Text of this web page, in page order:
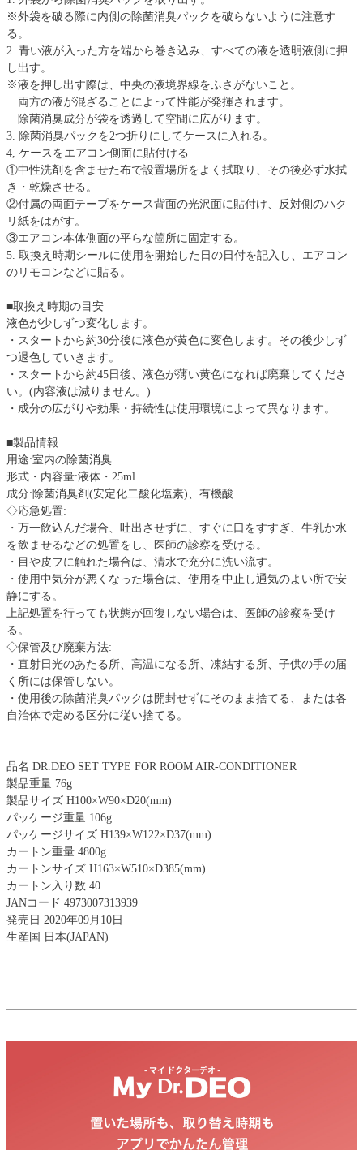
※外袋を破る際に内側の除菌消臭パックを破らないように注意す
る。
2. 青い液が入った方を端から巻き込み、すべての液を透明液側に押
し出す。
※液を押し出す際は、中央の液境界線をふさがないこと。
両方の液が混ざることによって性能が発揮されます。
除菌消臭成分が袋を透過して空間に広がります。
3. 除菌消臭パックを2つ折りにしてケースに入れる。
4, ケースをエアコン側面に貼付ける
①中性洗剤を含ませた布で設置場所をよく拭取り、その後必ず水拭
き・乾燥させる。
②付属の両面テープをケース背面の光沢面に貼付け、反対側のハク
リ紙をはがす。
③エアコン本体側面の平らな箇所に固定する。
5. 取換え時期シールに使用を開始した日の日付を記入し、エアコン
のリモコンなどに貼る。
■取換え時期の目安
液色が少しずつ変化します。
・スタートから約30分後に液色が黄色に変色します。その後少しず
つ退色していきます。
・スタートから約45日後、液色が薄い黄色になれば廃棄してくださ
い。(内容液は減りません。)
・成分の広がりや効果・持続性は使用環境によって異なります。
■製品情報
用途:室内の除菌消臭
形式・内容量:液体・25ml
成分:除菌消臭剤(安定化二酸化塩素)、有機酸
◇応急処置:
・万一飲込んだ場合、吐出させずに、すぐに口をすすぎ、牛乳か水
を飲ませるなどの処置をし、医師の診察を受ける。
・目や皮フに触れた場合は、清水で充分に洗い流す。
・使用中気分が悪くなった場合は、使用を中止し通気のよい所で安
静にする。
上記処置を行っても状態が回復しない場合は、医師の診察を受け
る。
◇保管及び廃棄方法:
・直射日光のあたる所、高温になる所、凍結する所、子供の手の届
く所には保管しない。
・使用後の除菌消臭パックは開封せずにそのまま捨てる、または各
自治体で定める区分に従い捨てる。
品名 DR.DEO SET TYPE FOR ROOM AIR-CONDITIONER
製品重量 76g
製品サイズ H100×W90×D20(mm)
パッケージ重量 106g
パッケージサイズ H139×W122×D37(mm)
カートン重量 4800g
カートンサイズ H163×W510×D385(mm)
カートン入り数 40
JANコード 4973007313939
発売日 2020年09月10日
生産国 日本(JAPAN)